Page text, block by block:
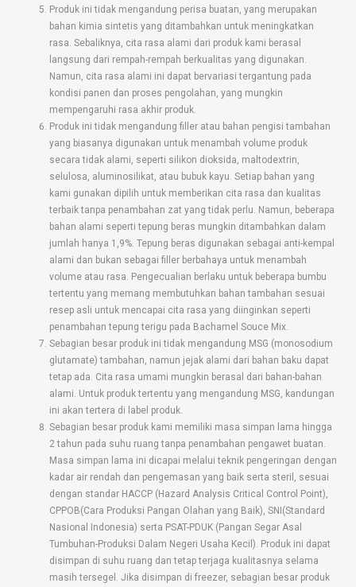
Produk ini tidak mengandung perisa buatan, yang merupakan
bahan kimia sintetis yang ditambahkan untuk meningkatkan
rasa. Sebaliknya, cita rasa alami dari produk kami berasal
langsung dari rempah-rempah berkualitas yang digunakan.
Namun, cita rasa alami ini dapat bervariasi tergantung pada
kondisi panen dan proses pengolahan, yang mungkin
mempengaruhi rasa akhir produk.
Produk ini tidak mengandung filler atau bahan pengisi tambahan
yang biasanya digunakan untuk menambah volume produk
secara tidak alami, seperti silikon dioksida, maltodextrin,
selulosa, aluminosilikat, atau bubuk kayu. Setiap bahan yang
kami gunakan dipilih untuk memberikan cita rasa dan kualitas
terbaik tanpa penambahan zat yang tidak perlu. Namun, beberapa
bahan alami seperti tepung beras mungkin ditambahkan dalam
jumlah hanya 1,9%. Tepung beras digunakan sebagai anti-kempal
alami dan bukan sebagai filler berbahaya untuk menambah
volume atau rasa. Pengecualian berlaku untuk beberapa bumbu
tertentu yang memang membutuhkan bahan tambahan sesuai
resep asli untuk mencapai cita rasa yang diinginkan seperti
penambahan tepung terigu pada Bachamel Souce Mix.
Sebagian besar produk ini tidak mengandung MSG (monosodium
glutamate) tambahan, namun jejak alami dari bahan baku dapat
tetap ada. Cita rasa umami mungkin berasal dari bahan-bahan
alami. Untuk produk tertentu yang mengandung MSG, kandungan
ini akan tertera di label produk.
Sebagian besar produk kami memiliki masa simpan lama hingga
2 tahun pada suhu ruang tanpa penambahan pengawet buatan.
Masa simpan lama ini dicapai melalui teknik pengeringan dengan
kadar air rendah dan pengemasan yang baik serta steril, sesuai
dengan standar HACCP (Hazard Analysis Critical Control Point),
CPPOB(Cara Produksi Pangan Olahan yang Baik), SNI(Standard
Nasional Indonesia) serta PSAT-PDUK (Pangan Segar Asal
Tumbuhan-Produksi Dalam Negeri Usaha Kecil). Produk ini dapat
disimpan di suhu ruang dan tetap terjaga kualitasnya selama
masih tersegel. Jika disimpan di freezer, sebagian besar produk